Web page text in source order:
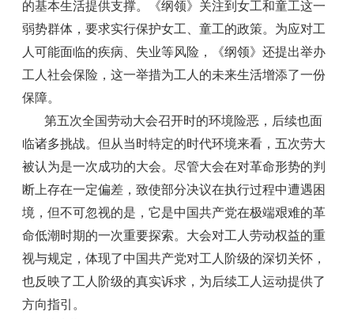
的基本生活提供支撑。《纲领》关注到女工和童工这一
弱势群体，要求实行保护女工、童工的政策。为应对工
人可能面临的疾病、失业等风险，《纲领》还提出举办
工人社会保险，这一举措为工人的未来生活增添了一份
保障。
第五次全国劳动大会召开时的环境险恶，后续也面
临诸多挑战。但从当时特定的时代环境来看，五次劳大
被认为是一次成功的大会。尽管大会在对革命形势的判
断上存在一定偏差，致使部分决议在执行过程中遭遇困
境，但不可忽视的是，它是中国共产党在极端艰难的革
命低潮时期的一次重要探索。大会对工人劳动权益的重
视与规定，体现了中国共产党对工人阶级的深切关怀，
也反映了工人阶级的真实诉求，为后续工人运动提供了
方向指引。